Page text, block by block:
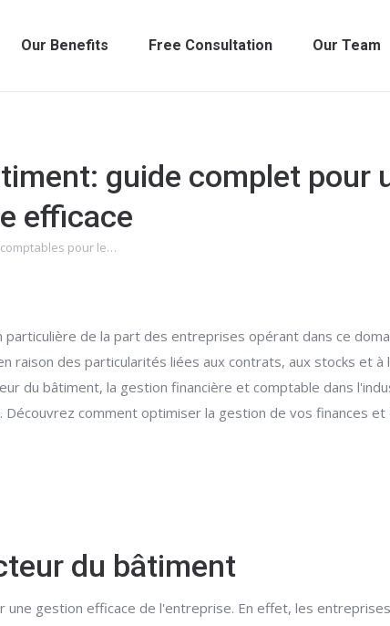
Our Benefits Free Consultation Our Team
guide complet pour
efficace
pour le…
de la part des entreprises opérant dans ce
raison des particularités liées aux contrats, aux stocks et à
du bâtiment, la gestion financière et comptable dans
comment optimiser la gestion de vos finances
du bâtiment
gestion efficace de l'entreprise. En effet, les